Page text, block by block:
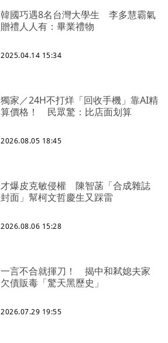
韓國巧遇8名台灣大學生 李多慧霸氣
贈禮人人有：畢業禮物
2025.04.14 15:34
獨家／24H不打烊「回收手機」靠AI精
算價格！ 民眾驚：比店面划算
2026.08.05 18:45
才爆皮克敏侵權 陳智菡「合成雜誌
封面」幫柯文哲慶生又踩雷
2026.08.06 15:28
一言不合就揮刀！ 揭中和弒媳夫家
欠債販毒「驚天黑歷史」
2026.07.29 19:55